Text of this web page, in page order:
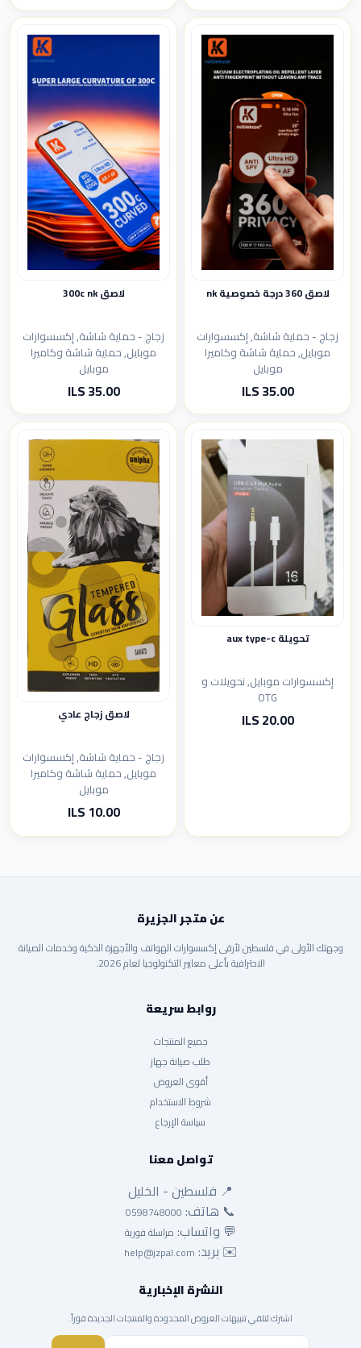
لاصق 360 درجة خصوصية nk
زجاج - حماية شاشة, إكسسوارات
موبايل, حماية شاشة وكاميرا
موبايل
35.00 ILS
لاصق 300c nk
زجاج - حماية شاشة, إكسسوارات
موبايل, حماية شاشة وكاميرا
موبايل
35.00 ILS
تحويلة aux type-c
إكسسوارات موبايل, نحويلات و
OTG
20.00 ILS لاصق زجاج عادي
زجاج - حماية شاشة, إكسسوارات
موبايل, حماية شاشة وكاميرا
موبايل
10.00 ILS
عن متجر الجزيرة
وجهتك الأولى في فلسطين لأرقى إكسسوارات الهواتف والأجهزة الذكية وخدمات الصيانة
الاحترافية بأعلى معايير التكنولوجيا لعام 2026.
روابط سريعة
جميع المنتجات
طلب صيانة جهاز
أقوى العروض
شروط الاستخدام
سياسة الإرجاع
تواصل معنا
📍 فلسطين - الخليل
📞 هاتف: 0598748000
💬 واتساب: مراسلة فورية
✉️ بريد: help@jzpal.com
النشرة الإخبارية
اشترك لتلقي تنبيهات العروض المحدودة والمنتجات الجديدة فوراً.